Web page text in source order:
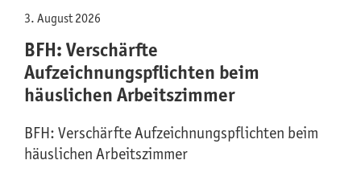
3. August 2026
BFH: Verschärfte
Aufzeichnungspflichten beim
häuslichen Arbeitszimmer
BFH: Verschärfte Aufzeichnungspflichten beim
häuslichen Arbeitszimmer